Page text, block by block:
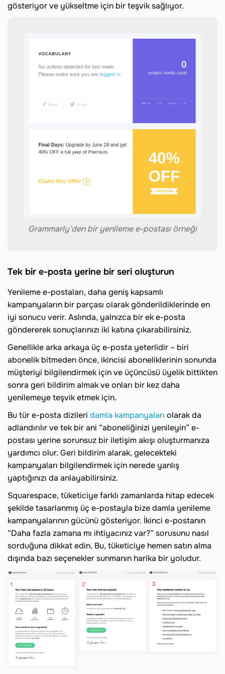
gösteriyor ve yükseltme için bir teşvik sağlıyor.
Grammarly’den bir yenileme e-postası örneği
Tek bir e-posta yerine bir seri oluşturun
Yenileme e-postaları, daha geniş kapsamlı
kampanyaların bir parçası olarak gönderildiklerinde en
iyi sonucu verir. Aslında, yalnızca bir ek e-posta
göndererek sonuçlarınızı iki katına çıkarabilirsiniz.
Genellikle arka arkaya üç e-posta yeterlidir – biri
abonelik bitmeden önce, ikincisi aboneliklerinin sonunda
müşteriyi bilgilendirmek için ve üçüncüsü üyelik bittikten
sonra geri bildirim almak ve onları bir kez daha
yenilemeye teşvik etmek için.
Bu tür e-posta dizileri damla kampanyaları olarak da
adlandırılır ve tek bir ani “aboneliğinizi yenileyin” e-
postası yerine sorunsuz bir iletişim akışı oluşturmanıza
yardımcı olur. Geri bildirim alarak, gelecekteki
kampanyaları bilgilendirmek için nerede yanlış
yaptığınızı da anlayabilirsiniz.
Squarespace, tüketiciye farklı zamanlarda hitap edecek
şekilde tasarlanmış üç e-postayla bize damla yenileme
kampanyalarının gücünü gösteriyor. İkinci e-postanın
“Daha fazla zamana mı ihtiyacınız var?” sorusunu nasıl
sorduğuna dikkat edin. Bu, tüketiciye hemen satın alma
dışında bazı seçenekler sunmanın harika bir yoludur.